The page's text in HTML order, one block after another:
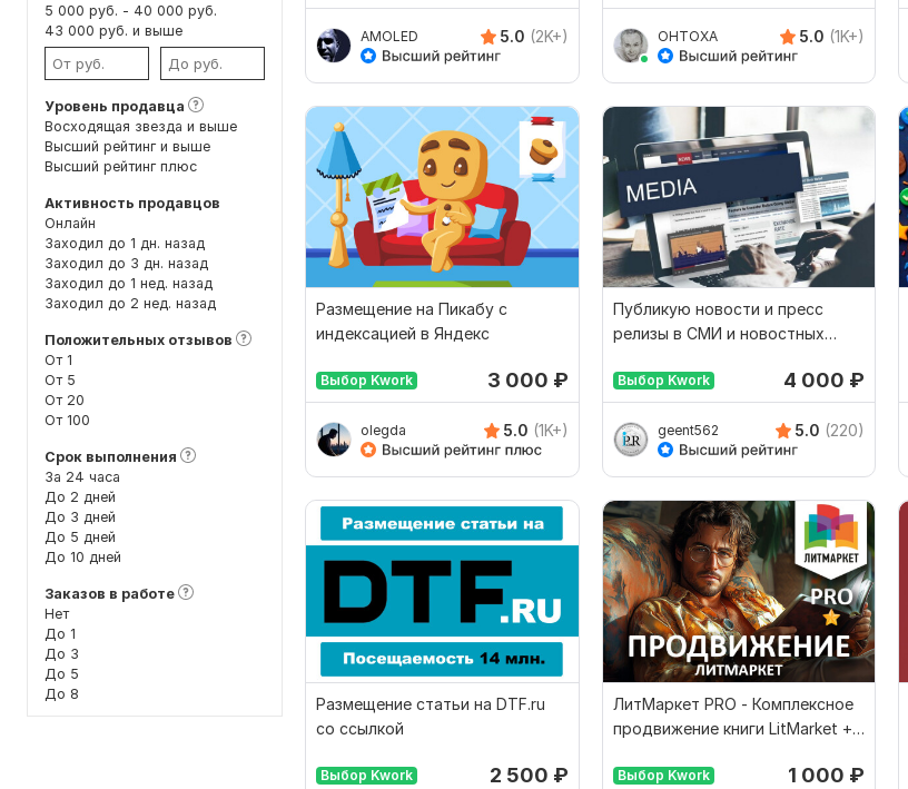
5 000 руб. - 40 000 руб.
43 000 руб. и выше
Уровень продавца
Восходящая звезда и выше
Высший рейтинг и выше
Высший рейтинг плюс
Активность продавцов
Онлайн
Заходил до 1 дн. назад
Заходил до 3 дн. назад
Заходил до 1 нед. назад
Заходил до 2 нед. назад
Положительных отзывов
От 1
От 5
От 20
От 100
Срок выполнения
За 24 часа
До 2 дней
До 3 дней
До 5 дней
До 10 дней
Заказов в работе
Нет
До 1
До 3
До 5
До 8
AMOLED 5.0 (2K+) OHTOXA 5.0 (1K+)
Размещение на Пикабу с
индексацией в Яндекс
Выбор Kwork 3 000 ₽
olegda 5.0 (1K+)
Публикую новости и пресс
релизы в СМИ и новостных
Выбор Kwork 4 000 ₽
geent562 5.0 (220)
Размещение статьи на DTF.ru
со ссылкой
Выбор Kwork 2 500 ₽
ЛитМаркет PRO - Комплексное
продвижение книги LitMarket +
Выбор Kwork 1 000 ₽